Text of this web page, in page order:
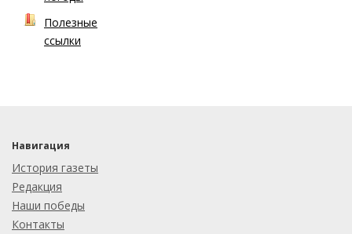
Полезные
ссылки
Навигация
История газеты
Редакция
Наши победы
Контакты